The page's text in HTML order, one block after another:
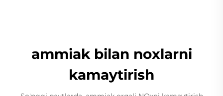
ammiak bilan noxlarni
kamaytirish